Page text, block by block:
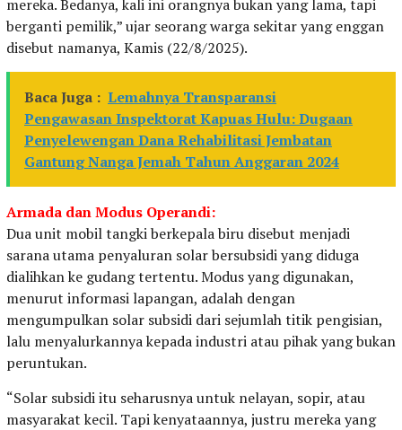
mereka. Bedanya, kali ini orangnya bukan yang lama, tapi
berganti pemilik,” ujar seorang warga sekitar yang enggan
disebut namanya, Kamis (22/8/2025).
Baca Juga : Lemahnya Transparansi
Pengawasan Inspektorat Kapuas Hulu: Dugaan
Penyelewengan Dana Rehabilitasi Jembatan
Gantung Nanga Jemah Tahun Anggaran 2024
Armada dan Modus Operandi:
Dua unit mobil tangki berkepala biru disebut menjadi
sarana utama penyaluran solar bersubsidi yang diduga
dialihkan ke gudang tertentu. Modus yang digunakan,
menurut informasi lapangan, adalah dengan
mengumpulkan solar subsidi dari sejumlah titik pengisian,
lalu menyalurkannya kepada industri atau pihak yang bukan
peruntukan.
“Solar subsidi itu seharusnya untuk nelayan, sopir, atau
masyarakat kecil. Tapi kenyataannya, justru mereka yang